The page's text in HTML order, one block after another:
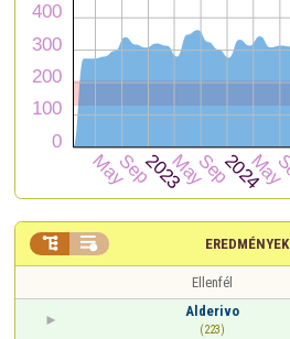
EREDMÉNYEK
 
Ellenfél
Alderivo
(223)